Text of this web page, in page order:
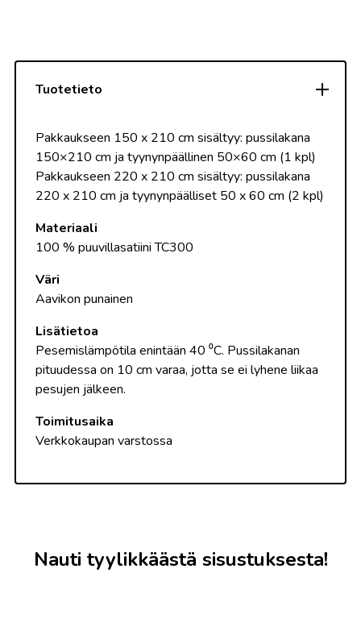
Tuotetieto
Pakkaukseen 150 x 210 cm sisältyy: pussilakana
150×210 cm ja tyynynpäällinen 50×60 cm (1 kpl)
Pakkaukseen 220 x 210 cm sisältyy: pussilakana
220 x 210 cm ja tyynynpäälliset 50 x 60 cm (2 kpl)
Materiaali
100 % puuvillasatiini TC300
Väri
Aavikon punainen
Lisätietoa
Pesemislämpötila enintään 40 ⁰C. Pussilakanan
pituudessa on 10 cm varaa, jotta se ei lyhene liikaa
pesujen jälkeen.
Toimitusaika
Verkkokaupan varstossa
Nauti tyylikkäästä sisustuksesta!